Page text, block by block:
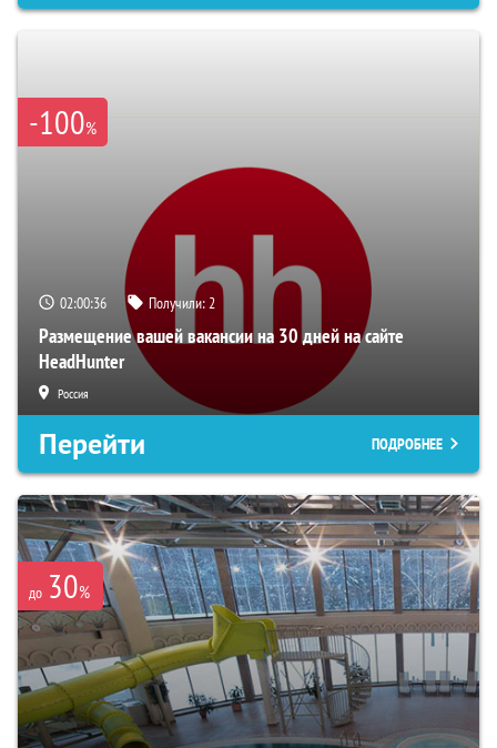
-100%
02:00:35 Получили:2
Размещение вашей вакансии на 30 дней на сайте
HeadHunter
Россия
Перейти ПОДРОБНЕЕ
до 30%